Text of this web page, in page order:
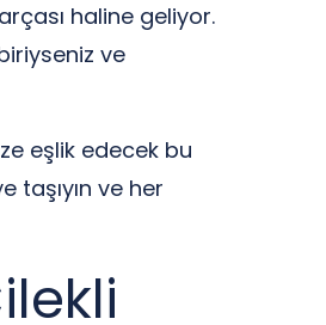
haline geliyor.
ve
eşlik edecek bu
taşıyın ve her